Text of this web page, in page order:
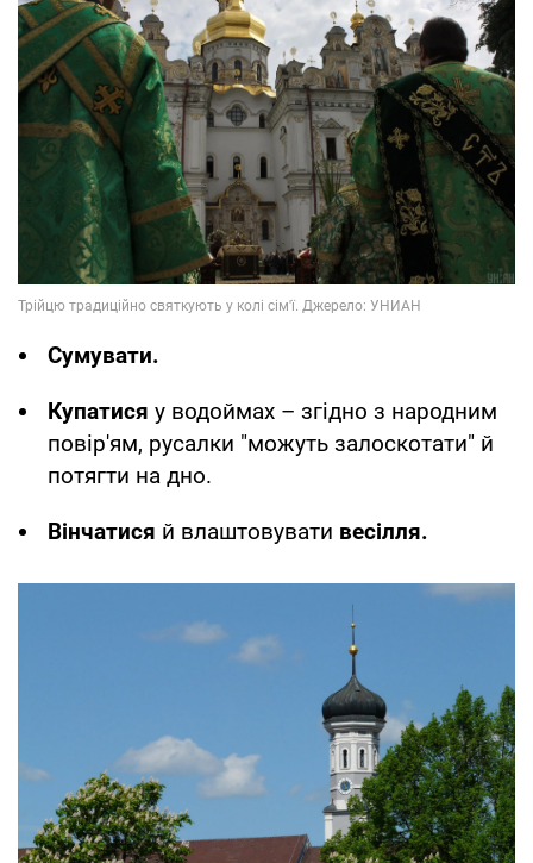
Сумувати.
Купатися у водоймах – згідно з народним
повір'ям, русалки "можуть залоскотати" й
потягти на дно.
Вінчатися й влаштовувати весілля.